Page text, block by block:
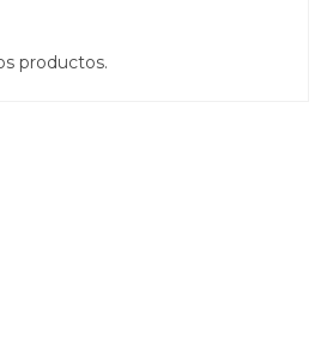
productos.